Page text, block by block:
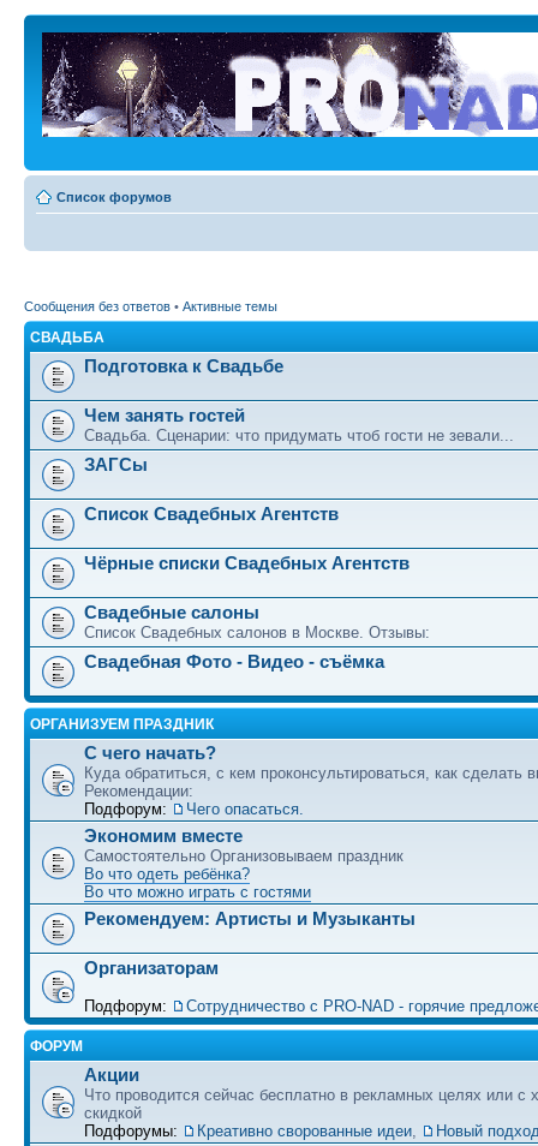
Список форумов
Сообщения без ответов • Активные темы
СВАДЬБА
Подготовка к Свадьбе
Чем занять гостей
Свадьба. Сценарии: что придумать чтоб гости не зевали...
ЗАГСы
Список Свадебных Агентств
Чёрные списки Свадебных Агентств
Свадебные салоны
Список Свадебных салонов в Москве. Отзывы:
Свадебная Фото - Видео - съёмка
ОРГАНИЗУЕМ ПРАЗДНИК
С чего начать?
Куда обратиться, с кем проконсультироваться, как сделать
Рекомендации:
Подфорум:
Чего опасаться.
Экономим вместе
Самостоятельно Организовываем праздник
Во что одеть ребёнка?
Во что можно играть с гостями
Рекомендуем: Артисты и Музыканты
Организаторам
Подфорум: Сотрудничество c PRO-NAD - горячие
ФОРУМ
Акции
Что проводится сейчас бесплатно в рекламных целях или с
скидкой
Подфорумы:
Креативно сворованные идеи, Новый